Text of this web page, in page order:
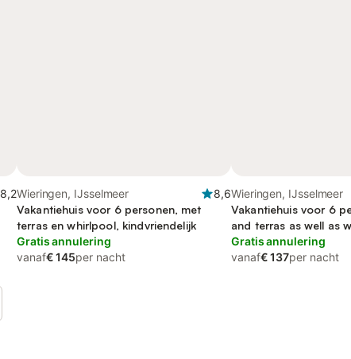
8,2Wieringen, IJsselmeer
8,6
Vakantiehuis voor 6 personen, met
terras en whirlpool, kindvriendelijk
Gratis annulering
vanaf€ 145per nacht
Wieringen, IJsselmeer
Vakantiehuis voor 6
and terras as well as
kindvriendelijk
Gratis annulering
vanaf€ 137per nacht